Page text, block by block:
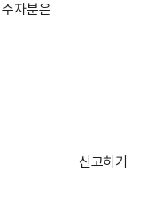
자분은
신고하기